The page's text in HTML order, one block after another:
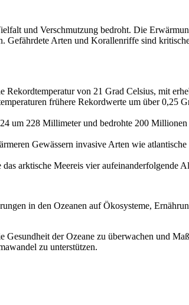
und Verschmutzung bedroht. Die
Arten und Korallenriffe sind
Rekordtemperatur von 21 Grad Celsius, mit
frühere Rekordwerte um über 0,25
um 228 Millimeter und bedrohte 200
Gewässern invasive Arten wie
arktische Meereis vier aufeinanderfolgende
in den Ozeanen auf Ökosysteme,
der Ozeane zu überwachen und
zu unterstützen.